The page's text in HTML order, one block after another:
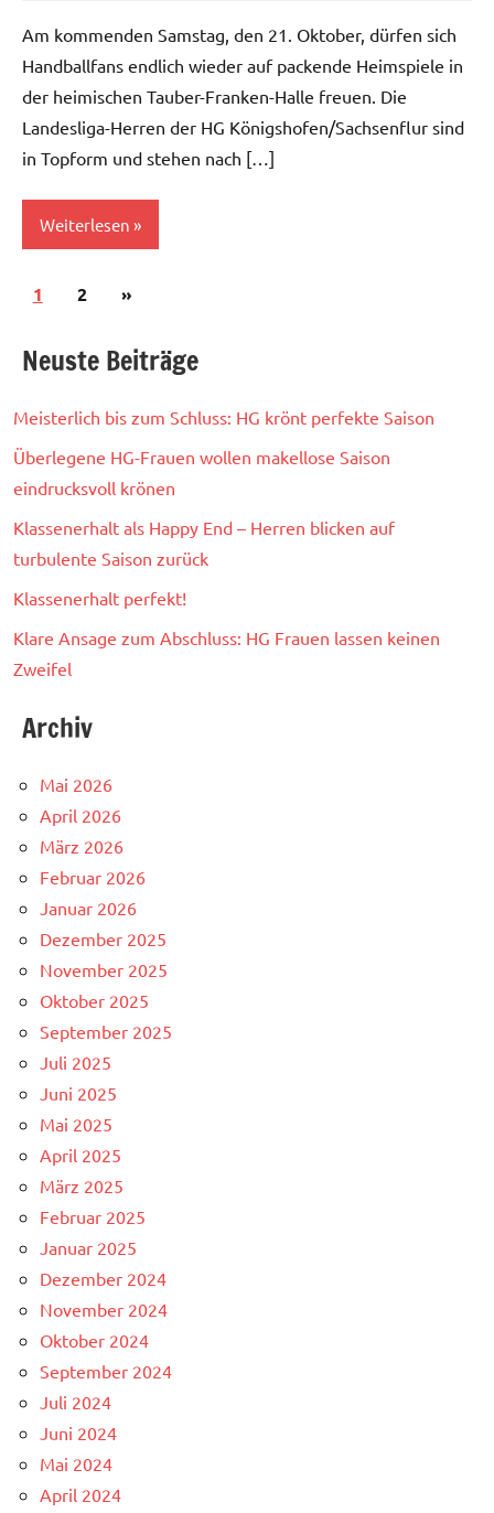
Am kommenden Samstag, den 21. Oktober, dürfen sich
Handballfans endlich wieder auf packende Heimspiele in
der heimischen Tauber-Franken-Halle freuen. Die
Landesliga-Herren der HG Königshofen/Sachsenflur sind
in Topform und stehen nach […]
Weiterlesen
Herren
Seitennummerierung
Beiträge
1 2
Nächste
»
Neuste Beiträge
Meisterlich bis zum Schluss: HG krönt perfekte Saison
Überlegene HG-Frauen wollen makellose Saison
eindrucksvoll krönen
Klassenerhalt als Happy End – Herren blicken auf
turbulente Saison zurück
Klassenerhalt perfekt!
Klare Ansage zum Abschluss: HG Frauen lassen keinen
Zweifel
Archiv
Mai 2026
April 2026
März 2026
Februar 2026
Januar 2026
Dezember 2025
November 2025
Oktober 2025
September 2025
Juli 2025
Juni 2025
Mai 2025
April 2025
März 2025
Februar 2025
Januar 2025
Dezember 2024
November 2024
Oktober 2024
September 2024
Juli 2024
Juni 2024
Mai 2024
April 2024